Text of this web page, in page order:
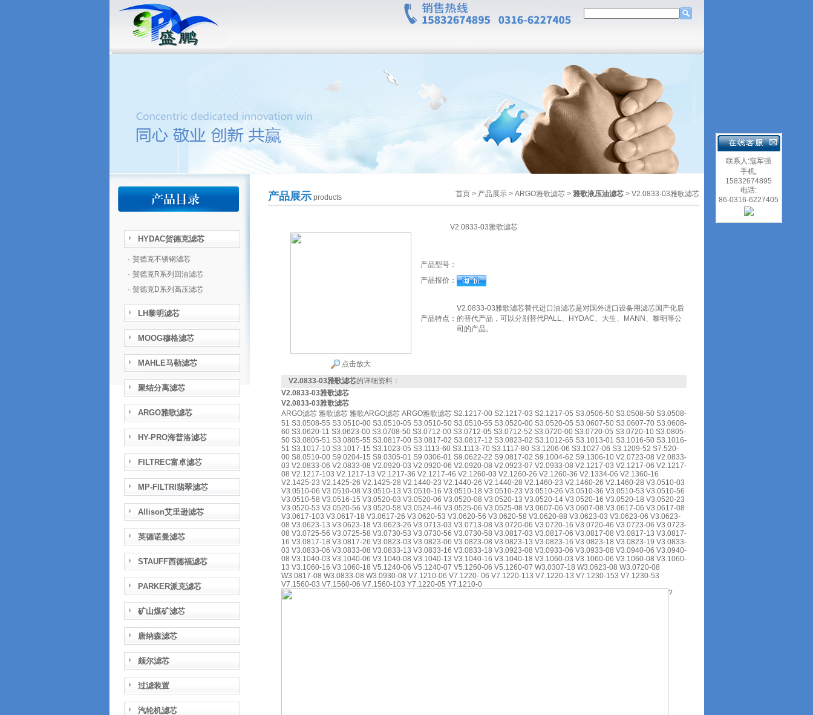
HYDAC贺德克滤芯
· 贺德克不锈钢滤芯
· 贺德克R系列回油滤芯
· 贺德克D系列高压滤芯
LH黎明滤芯
MOOG穆格滤芯
MAHLE马勒滤芯
聚结分离滤芯
ARGO雅歌滤芯
HY-PRO海普洛滤芯
FILTREC富卓滤芯
MP-FILTRI翡翠滤芯
Allison艾里逊滤芯
英德诺曼滤芯
STAUFF西德福滤芯
PARKER派克滤芯
矿山煤矿滤芯
唐纳森滤芯
颇尔滤芯
过滤装置
汽轮机滤芯
产品展示 products 首页 > 产品展示 > ARGO雅歌滤芯 > 雅歌液压油滤芯 > V2.0833-03雅歌滤芯
V2.0833-03雅歌滤芯
点击放大
产品型号：
产品报价：
产品特点：
V2.0833-03雅歌滤芯替代进口油滤芯是对国外进口设备用滤芯国产化后
的替代产品，可以分别替代PALL、HYDAC、大生、MANN、黎明等公
司的产品。
V2.0833-03雅歌滤芯的详细资料：
V2.0833-03雅歌滤芯
V2.0833-03雅歌滤芯
ARGO滤芯 雅歌滤芯 雅歌ARGO滤芯 ARGO雅歌滤芯 S2.1217-00 S2.1217-03 S2.1217-05 S3.0506-50 S3.0508-50 S3.0508-
51 S3.0508-55 S3.0510-00 S3.0510-05 S3.0510-50 S3.0510-55 S3.0520-00 S3.0520-05 S3.0607-50 S3.0607-70 S3.0608-
60 S3.0620-11 S3.0623-00 S3.0708-50 S3.0712-00 S3.0712-05 S3.0712-52 S3.0720-00 S3.0720-05 S3.0720-10 S3.0805-
50 S3.0805-51 S3.0805-55 S3.0817-00 S3.0817-02 S3.0817-12 S3.0823-02 S3.1012-65 S3.1013-01 S3.1016-50 S3.1016-
51 S3.1017-10 S3.1017-15 S3.1023-05 S3.1113-60 S3.1113-70 S3.1117-80 S3.1206-06 S3.1027-06 S3.1209-52 S7.520-
00 S8.0510-00 S9.0204-15 S9.0305-01 S9.0306-01 S9.0622-22 S9.0817-02 S9.1004-62 S9.1306-10 V2.0723-08 V2.0833-
03 V2.0833-06 V2.0833-08 V2.0920-03 V2.0920-06 V2.0920-08 V2.0923-07 V2.0933-08 V2.1217-03 V2.1217-06 V2.1217-
08 V2.1217-103 V2.1217-13 V2.1217-36 V2.1217-46 V2.1260-03 V2.1260-26 V2.1260-36 V2.1334-06 V2.1360-16
V2.1425-23 V2.1425-26 V2.1425-28 V2.1440-23 V2.1440-26 V2.1440-28 V2.1460-23 V2.1460-26 V2.1460-28 V3.0510-03
V3.0510-06 V3.0510-08 V3.0510-13 V3.0510-16 V3.0510-18 V3.0510-23 V3.0510-26 V3.0510-36 V3.0510-53 V3.0510-56
V3.0510-58 V3.0516-15 V3.0520-03 V3.0520-06 V3.0520-08 V3.0520-13 V3.0520-14 V3.0520-16 V3.0520-18 V3.0520-23
V3.0520-53 V3.0520-56 V3.0520-58 V3.0524-46 V3.0525-06 V3.0525-08 V3.0607-06 V3.0607-08 V3.0617-06 V3.0617-08
V3.0617-103 V3.0617-18 V3.0617-26 V3.0620-53 V3.0620-56 V3.0620-58 V3.0620-88 V3.0623-03 V3.0623-06 V3.0623-
08 V3.0623-13 V3.0623-18 V3.0623-26 V3.0713-03 V3.0713-08 V3.0720-06 V3.0720-16 V3.0720-46 V3.0723-06 V3.0723-
08 V3.0725-56 V3.0725-58 V3.0730-53 V3.0730-56 V3.0730-58 V3.0817-03 V3.0817-06 V3.0817-08 V3.0817-13 V3.0817-
16 V3.0817-18 V3.0817-26 V3.0823-03 V3.0823-06 V3.0823-08 V3.0823-13 V3.0823-16 V3.0823-18 V3.0823-19 V3.0833-
03 V3.0833-06 V3.0833-08 V3.0833-13 V3.0833-16 V3.0833-18 V3.0923-08 V3.0933-06 V3.0933-08 V3.0940-06 V3.0940-
08 V3.1040-03 V3.1040-06 V3.1040-08 V3.1040-13 V3.1040-16 V3.1040-18 V3.1060-03 V3.1060-06 V3.1060-08 V3.1060-
13 V3.1060-16 V3.1060-18 V5.1240-06 V5.1240-07 V5.1260-06 V5.1260-07 W3.0307-18 W3.0623-08 W3.0720-08
W3.0817-08 W3.0833-08 W3.0930-08 V7.1210-06 V7.1220- 06 V7.1220-113 V7.1220-13 V7.1230-153 V7.1230-53
V7.1560-03 V7.1560-06 V7.1560-103 Y7.1220-05 Y7.1210-0
?
联系人:寇军强
手机;
15832674895
电话:
86-0316-6227405